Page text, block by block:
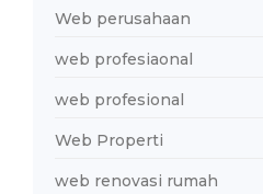
Web perusahaan
web profesiaonal
web profesional
Web Properti
web renovasi rumah